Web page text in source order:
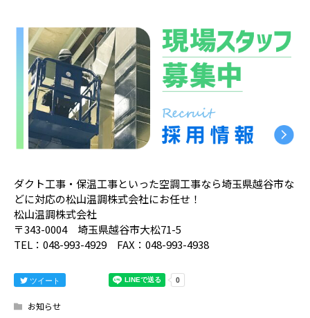
ダクト工事・保温工事といった空調工事なら埼玉県越谷市な
どに対応の松山温調株式会社にお任せ！
松山温調株式会社
〒343-0004 埼玉県越谷市大松71-5
TEL：048-993-4929 FAX：048-993-4938
ツイート
お知らせ